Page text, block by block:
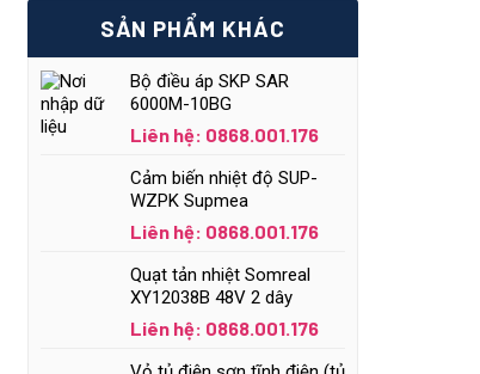
SẢN PHẨM KHÁC
Bộ điều áp SKP SAR
6000M-10BG
Liên hệ: 0868.001.176
Cảm biến nhiệt độ SUP-
WZPK Supmea
Liên hệ: 0868.001.176
Quạt tản nhiệt Somreal
XY12038B 48V 2 dây
Liên hệ: 0868.001.176